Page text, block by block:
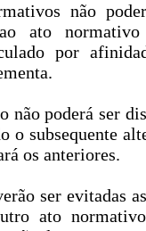
não
ato
por
não poderá ser
o subsequente
os anteriores.
ser evitadas
ato